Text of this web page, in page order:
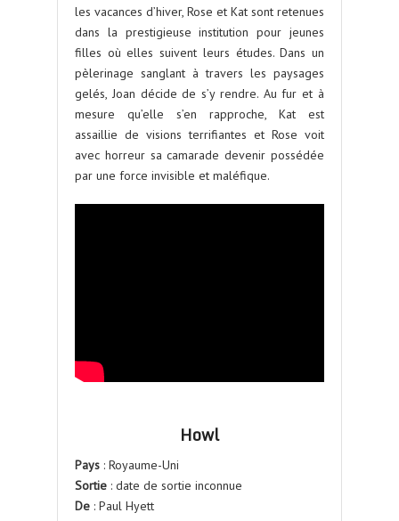
les vacances d’hiver, Rose et Kat sont retenues
dans la prestigieuse institution pour jeunes
filles où elles suivent leurs études. Dans un
pèlerinage sanglant à travers les paysages
gelés, Joan décide de s’y rendre. Au fur et à
mesure qu’elle s’en rapproche, Kat est
assaillie de visions terrifiantes et Rose voit
avec horreur sa camarade devenir possédée
par une force invisible et maléfique.
Howl
Pays : Royaume-Uni
Sortie : date de sortie inconnue
De : Paul Hyett